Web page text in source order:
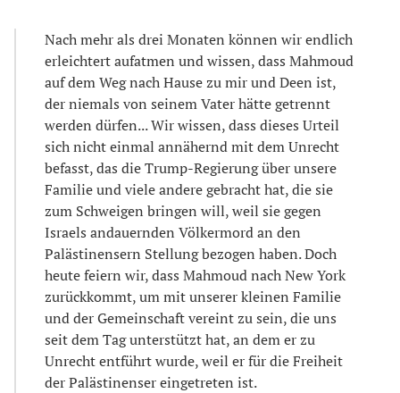
Nach mehr als drei Monaten können wir endlich
erleichtert aufatmen und wissen, dass Mahmoud
auf dem Weg nach Hause zu mir und Deen ist,
der niemals von seinem Vater hätte getrennt
werden dürfen... Wir wissen, dass dieses Urteil
sich nicht einmal annähernd mit dem Unrecht
befasst, das die Trump-Regierung über unsere
Familie und viele andere gebracht hat, die sie
zum Schweigen bringen will, weil sie gegen
Israels andauernden Völkermord an den
Palästinensern Stellung bezogen haben. Doch
heute feiern wir, dass Mahmoud nach New York
zurückkommt, um mit unserer kleinen Familie
und der Gemeinschaft vereint zu sein, die uns
seit dem Tag unterstützt hat, an dem er zu
Unrecht entführt wurde, weil er für die Freiheit
der Palästinenser eingetreten ist.